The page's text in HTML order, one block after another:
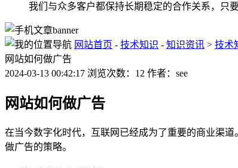
我们与众多客户都保持长期稳定的合作关系，只
网站首页 - 技术知识 - 知识资讯 > 技术
网站如何做广告
2024-03-13 00:42:17 浏览次数：12 作者：see
网站如何做广告
在当今数字化时代，互联网已经成为了重要的商业渠
做广告的策略。